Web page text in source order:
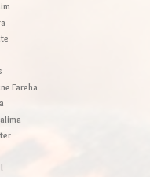
Fareha